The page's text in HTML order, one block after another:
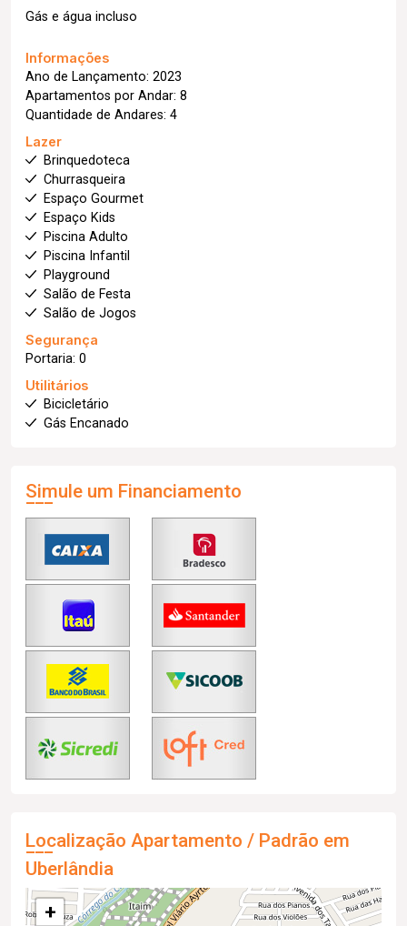
Gás e água incluso
Informações
Ano de Lançamento: 2023
Apartamentos por Andar: 8
Quantidade de Andares: 4
Lazer
Brinquedoteca
Churrasqueira
Espaço Gourmet
Espaço Kids
Piscina Adulto
Piscina Infantil
Playground
Salão de Festa
Salão de Jogos
Segurança
Portaria: 0
Utilitários
Bicicletário
Gás Encanado
Simule um Financiamento
Localização Apartamento / Padrão em
Uberlândia
+